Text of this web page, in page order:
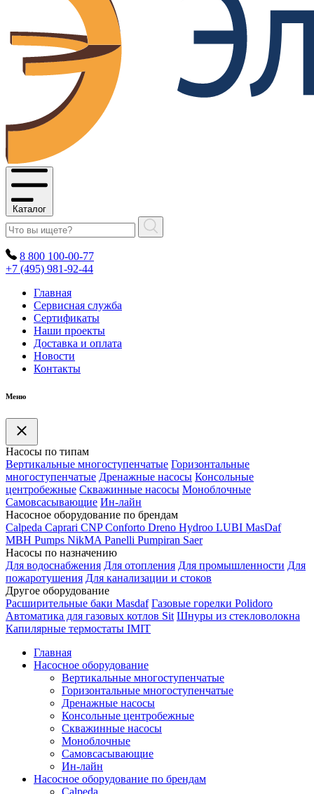
Каталог
8 800 100-00-77
+7 (495) 981-92-44
Главная
Сервисная служба
Сертификаты
Наши проекты
Доставка и оплата
Новости
Контакты
Меню
Насосы по типам
Вертикальные многоступенчатые Горизонтальные
многоступенчатые Дренажные насосы Консольные
центробежные Скважинные насосы Моноблочные
Самовсасывающие Ин-лайн
Насосное оборудование по брендам
Calpeda Caprari CNP Conforto Dreno Hydroo LUBI MasDaf
MBH Pumps NikMA Panelli Pumpiran Saer
Насосы по назначению
Для водоснабжения Для отопления Для промышленности Для
пожаротушения Для канализации и стоков
Другое оборудование
Расширительные баки Masdaf Газовые горелки Polidoro
Автоматика для газовых котлов Sit Шнуры из стекловолокна
Капилярные термостаты IMIT
Главная
Насосное оборудование
Вертикальные многоступенчатые
Горизонтальные многоступенчатые
Дренажные насосы
Консольные центробежные
Скважинные насосы
Моноблочные
Самовсасывающие
Ин-лайн
Насосное оборудование по брендам